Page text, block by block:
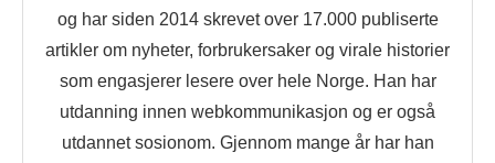
og har siden 2014 skrevet over 17.000 publiserte
artikler om nyheter, forbrukersaker og virale historier
som engasjerer lesere over hele Norge. Han har
utdanning innen webkommunikasjon og er også
utdannet sosionom. Gjennom mange år har han